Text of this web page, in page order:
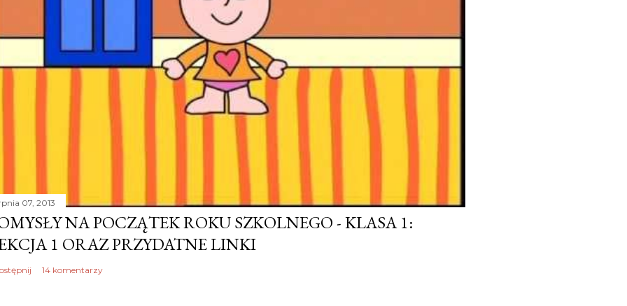
07, 2013
NA POCZĄTEK ROKU SZKOLNEGO - KLASA 1:
1 ORAZ PRZYDATNE LINKI
14 komentarzy